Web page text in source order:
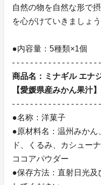
自然の物を自然な形で
を心がけていきましょう
●内容量：5種類×1個
- - - - - - - - - - - - - - - - - - -
商品名：ミナギル エナ
【愛媛県産みかん果汁
- - - - - - - - - - - - - - - - - - -
●名称：洋菓子
●原材料名：温州みか
ド、くるみ、カシュー
ココアパウダー
●保存方法：直射日光